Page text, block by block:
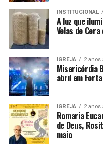
INSTITUCIONAL
A luz que
Velas de Cera
IGREJA 2 anos
Misericórdia
abril em
IGREJA 2 anos
Romaria
de Deus,
maio